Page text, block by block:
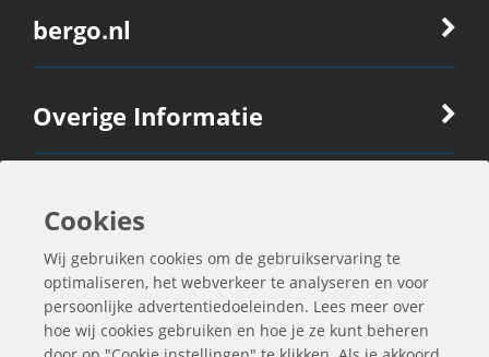
bergo.nl
Overige Informatie
Ook Interessant
Contactgegevens
Cookies
Wij gebruiken cookies om de gebruikservaring te
optimaliseren, het webverkeer te analyseren en voor
persoonlijke advertentiedoeleinden. Lees meer over
hoe wij cookies gebruiken en hoe je ze kunt beheren